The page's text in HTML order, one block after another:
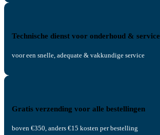
Technische dienst voor onderhoud & service
voor een snelle, adequate & vakkundige service
Gratis verzending voor alle bestellingen
boven €350, anders €15 kosten per bestelling